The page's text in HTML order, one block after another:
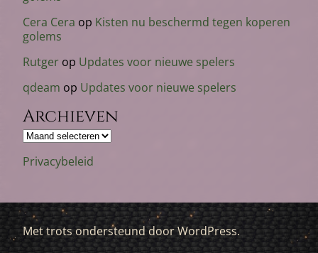
Cera Cera op Kisten nu beschermd tegen koperen
golems
Rutger op Updates voor nieuwe spelers
qdeam op Updates voor nieuwe spelers
Archieven
Archieven
Privacybeleid
Met trots ondersteund door WordPress.